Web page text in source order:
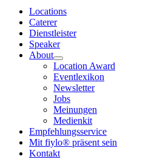
Locations
Caterer
Dienstleister
Speaker
About
Location Award
Eventlexikon
Newsletter
Jobs
Meinungen
Medienkit
Empfehlungsservice
Mit fiylo® präsent sein
Kontakt